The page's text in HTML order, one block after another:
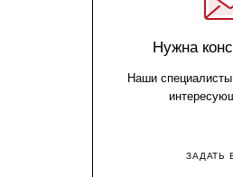
Нужна
Наши
ЗАДАТЬ